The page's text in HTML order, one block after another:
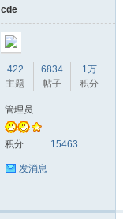
cde
422
主题
6834
帖子
1万
积分
管理员
积分 15463
发消息